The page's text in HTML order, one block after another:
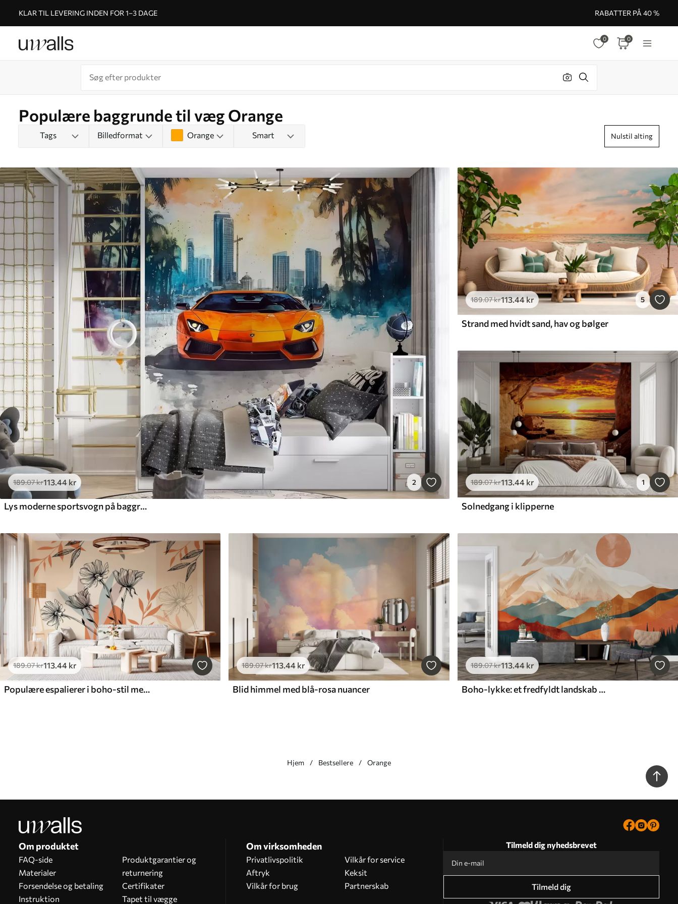
KLAR TIL LEVERING INDEN FOR 1–3 DAGE RABATTER PÅ 40 %
0 0
Populære baggrunde til væg Orange
Tags Billedformat Orange Smart Nulstil alting
189.07kr113.44 kr 2
Lys moderne sportsvogn på baggrund af palmer og skyskrabere i akvarelteknik a la prima
189.07kr113.44kr 5
Strand med hvidt sand, hav og bølger
189.07kr113.44 kr 1
Solnedgang i klipperne
189.07kr113 .44 kr
Populære espalierer i boho-stil med blomster
189.07kr113 .44 kr
Blid himmel med blå-rosa nuancer
189.07kr113.44 kr
Boho-lykke: et fredfyldt landskab med bjerge, træer og sol
Hjem Bestsellere Orange
Produktion efter individuelle størrelser
Tag del i 2025-feriekampagnerne og få rabat
Gratis professionel fotoredigering
Kampagnekoder med rabat på bestilling!
Om produktet
FAQ-side
Materialer
Forsendelse og betaling
Instruktion
Produktgarantier og
returnering
Certifikater
Tapet til vægge
Om virksomheden
Privatlivspolitik
Aftryk
Vilkår for brug
Vilkår for service
Keksit
Partnerskab
Tilmeld dig nyhedsbrevet
Tilmeld dig